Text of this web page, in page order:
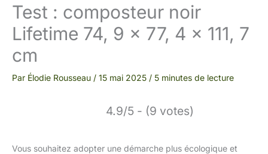
Test : composteur noir
Lifetime 74, 9 x 77, 4 x 111, 7
cm
Par Élodie Rousseau / 15 mai 2025 / 5 minutes de lecture
4.9/5 - (9 votes)
Vous souhaitez adopter une démarche plus écologique et